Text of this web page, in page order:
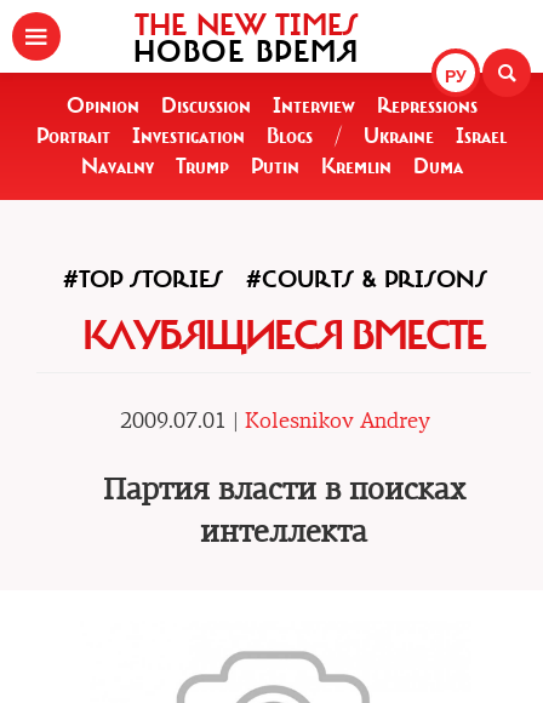
РУ
THE NEW TIMES
НОВОЕ ВРЕМЯ
Opinion Discussion Interview
Repressions
Portrait
Investigation Blogs / Ukraine
Israel
Navalny
Trump Putin Kremlin Duma
#TOP STORIES #COURTS & PRISONS
КЛУБЯЩИЕСЯ ВМЕСТЕ
2009.07.01 | Kolesnikov Andrey
Партия власти в поисках
интеллекта